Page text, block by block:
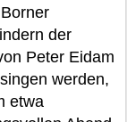
der
Peter Eidam
werden,
etwa